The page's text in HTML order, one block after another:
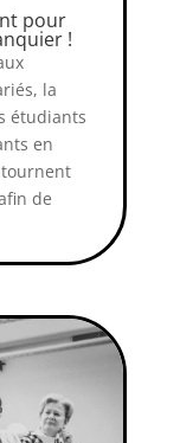
pour
!
la
étudiants
en
de